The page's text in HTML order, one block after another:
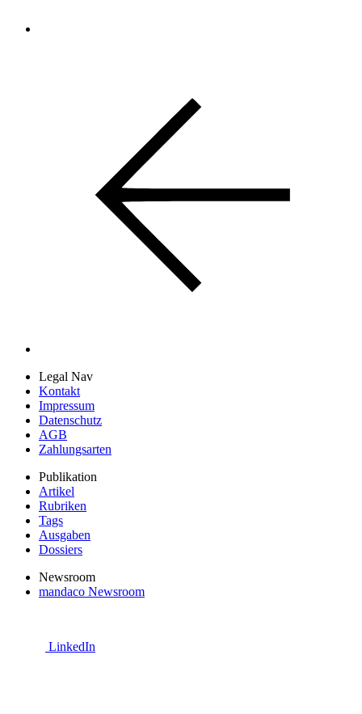
Legal Nav
Kontakt
Impressum
Datenschutz
AGB
Zahlungsarten
Publikation
Artikel
Rubriken
Tags
Ausgaben
Dossiers
Newsroom
mandaco Newsroom
LinkedIn